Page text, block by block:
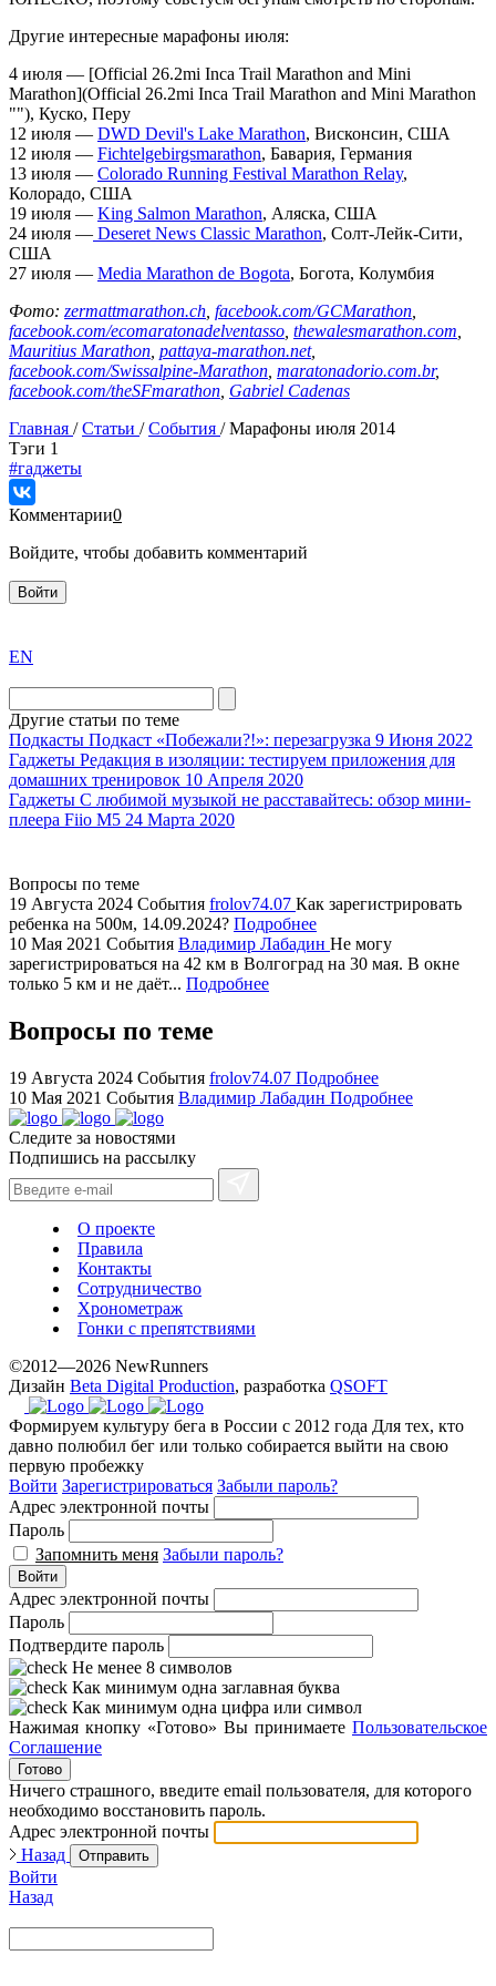
Другие интересные марафоны июля:
4 июля — [Official 26.2mi Inca Trail Marathon and Mini
Marathon](Official 26.2mi Inca Trail Marathon and Mini Marathon
""), Куско, Перу
12 июля — DWD Devil's Lake Marathon, Висконсин, США
12 июля — Fichtelgebirgsmarathon, Бавария, Германия
13 июля — Colorado Running Festival Marathon Relay,
Колорадо, США
19 июля — King Salmon Marathon, Аляска, США
24 июля — Deseret News Classic Marathon, Солт-Лейк-Сити,
США
27 июля — Media Marathon de Bogota, Богота, Колумбия
Фото: zermattmarathon.ch facebook.com/GCMarathon
facebook.com/ecomaratonadelventasso thewalesmarathon.com
Mauritius Marathon pattaya-marathon.net,
facebook.com/Swissalpine-Marathon maratonadorio.com.br,
facebook.com/theSFmarathon Gabriel Cadenas
Главная /Статьи /События /Марафоны июля 2014
Tэги 1
#гаджеты
Комментарии0
Войдите, чтобы добавить комментарий
Войти
the
division
agent
watch
replica
showcases
substantial
areas.
replica
bvlgari
watches
+maserati
online
cheap
https://ylfactoryrolex.com/
hilarity
exceptional
method.
www.yvessaintlaurent.to
with
prices.
EN
Другие статьи по теме
Подкасты Подкаст «Побежали?!»: перезагрузка 9 Июня 2022
Гаджеты Редакция в изоляции: тестируем приложения для
домашних тренировок 10 Апреля 2020
Гаджеты С любимой музыкой не расставайтесь: обзор мини-
плеера Fiio M5 24 Марта 2020
Вопросы по теме
19 Августа 2024 События frolov74.07 Как зарегистрировать
ребенка на 500м, 14.09.2024? Подробнее
10 Мая 2021 События Владимир Лабадин Не могу
зарегистрироваться на 42 км в Волгоград на 30 мая. В окне
только 5 км и не даёт... Подробнее
Вопросы по теме
19 Августа 2024 События frolov74.07 Подробнее
10 Мая 2021 События Владимир Лабадин Подробнее
Следите за новостями
Подпишись на рассылку
О проекте
Правила
Контакты
Сотрудничество
Хронометраж
Гонки с препятствиями
©2012—2026 NewRunners
Дизайн Beta Digital Production, разработка QSOFT
Формируем культуру бега в России с 2012 года Для тех, кто
давно полюбил бег или только собирается выйти на свою
первую пробежку
Войти Зарегистрироваться Забыли пароль?
Адрес электронной почты
Пароль
Запомнить меня Забыли пароль?
Войти
Адрес электронной почты
Пароль
Подтвердите пароль
Не менее 8 символов
Как минимум одна заглавная буква
Как минимум одна цифра или символ
Нажимая кнопку «Готово» Вы принимаете Пользовательское
Соглашение
Готово
Ничего страшного, введите email пользователя, для которого
необходимо восстановить пароль.
Адрес электронной почты
Назад
Отправить
Войти
Назад